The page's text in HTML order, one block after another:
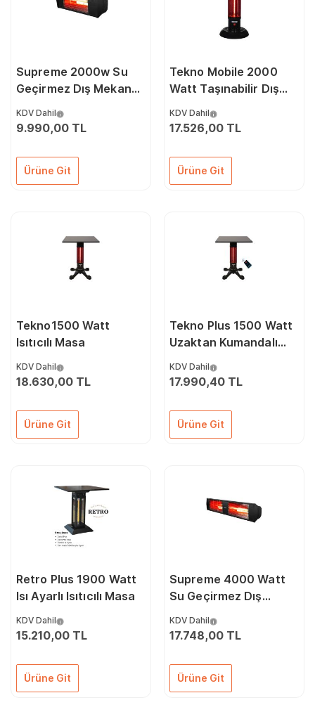
Supreme 2000w Su
Geçirmez Dış Mekan
KDV Dahil
9.990,00 TL
Ürüne Git
Tekno Mobile 2000
Watt Taşınabilir Dış
KDV Dahil
17.526,00 TL
Ürüne Git
Tekno1500 Watt
Isıtıcılı Masa
KDV Dahil
18.630,00 TL
Ürüne Git
Tekno Plus 1500 Watt
Uzaktan Kumandalı
KDV Dahil
17.990,40 TL
Ürüne Git
Retro Plus 1900 Watt
Isı Ayarlı Isıtıcılı Masa
KDV Dahil
15.210,00 TL
Ürüne Git
Supreme 4000 Watt
Su Geçirmez Dış
KDV Dahil
17.748,00 TL
Ürüne Git